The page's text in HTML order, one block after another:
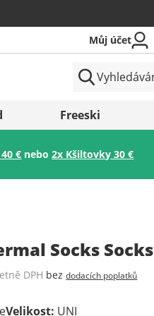
Uložit
Můj účet
Freeski
€ nebo2x Kšiltovky 30 €
Socks Socks
DPH bezdodacích poplatků
Velikost: UNI